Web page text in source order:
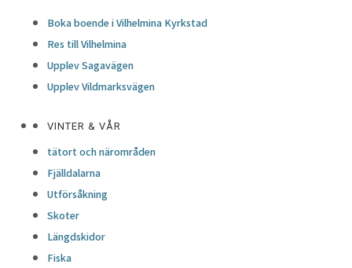
Boka boende i Vilhelmina Kyrkstad
Res till Vilhelmina
Upplev Sagavägen
Upplev Vildmarksvägen
VINTER & VÅR
tätort och närområden
Fjälldalarna
Utförsåkning
Skoter
Längdskidor
Fiska